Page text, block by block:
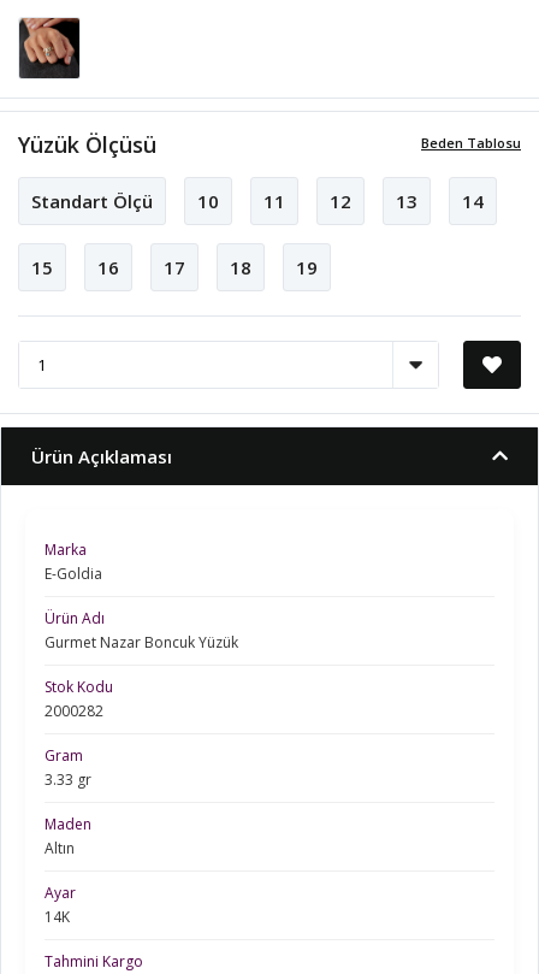
Beden Tablosu
Yüzük Ölçüsü
Standart Ölçü 10 11 12 13 14
15 16 17 18 19
Ürün Açıklaması
Marka
E-Goldia
Ürün Adı
Gurmet Nazar Boncuk Yüzük
Stok Kodu
2000282
Gram
3.33 gr
Maden
Altın
Ayar
14K
Tahmini Kargo